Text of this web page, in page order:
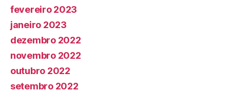
fevereiro 2023
janeiro 2023
dezembro 2022
novembro 2022
outubro 2022
setembro 2022